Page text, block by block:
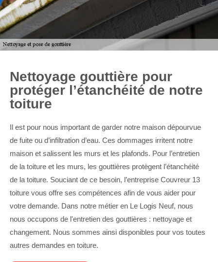
Nettoyage gouttière pour
protéger l’étanchéité de notre
toiture
Il est pour nous important de garder notre maison dépourvue
de fuite ou d’infiltration d’eau. Ces dommages irritent notre
maison et salissent les murs et les plafonds. Pour l’entretien
de la toiture et les murs, les gouttières protègent l’étanchéité
de la toiture. Souciant de ce besoin, l’entreprise Couvreur 13
toiture vous offre ses compétences afin de vous aider pour
votre demande. Dans notre métier en Le Logis Neuf, nous
nous occupons de l'entretien des gouttières : nettoyage et
changement. Nous sommes ainsi disponibles pour vos toutes
autres demandes en toiture.